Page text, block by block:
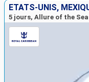
Mois de départ
Ports
ÉTATS-UNIS,
5 jours, Allure of the